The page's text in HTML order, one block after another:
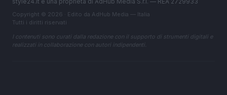
Copyright © 2026 · Edito da AdHub Media — Italia
Tutti i diritti riservati
I contenuti sono curati dalla redazione con il supporto di strumenti digitali e
realizzati in collaborazione con autori indipendenti.